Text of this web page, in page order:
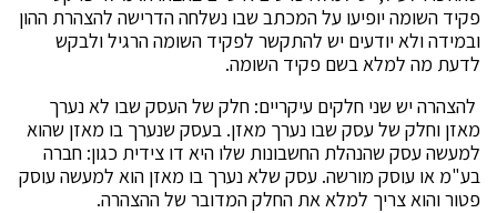
פקיד השומה יופיעו על המכתב שבו נשלחה הדרישה להצהרת ההון
ובמידה ולא יודעים יש להתקשר לפקיד השומה הרגיל ולבקש
לדעת מה למלא בשם פקיד השומה.
להצהרה יש שני חלקים עיקריים: חלק של העסק שבו לא נערך
מאזן וחלק של עסק שבו נערך מאזן. בעסק שנערך בו מאזן שהוא
למעשה עסק שהנהלת החשבונות שלו היא דו צידית כגון: חברה
בע"מ או עוסק מורשה. עסק שלא נערך בו מאזן הוא למעשה עוסק
פטור והוא צריך למלא את החלק המדובר של ההצהרה.